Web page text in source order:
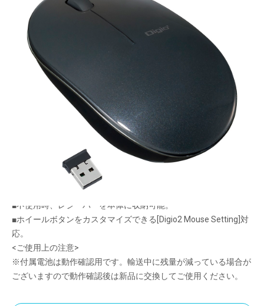
低めでフラット、
シンプルが使いやすい。
メーカー希望小売価格：
■わずか3cmの厚みで、手のひらに自然となじむフラットフォル
ム。ムダを削ぎ落としたシンプルマウスです。
■ポインター速度を自動調整する「おまかせ速度調整モード」搭
■読み取り能力の高いBlueLEDセンサー採用。
■不使用時、レシーバーを本体に収納可能。
■ホイールボタンをカスタマイズできる[Digio2 Mouse Setting]対
応。
<ご使用上の注意>
※付属電池は動作確認用です。輸送中に残量が減っている場合が
ございますので動作確認後は新品に交換してご使用ください。